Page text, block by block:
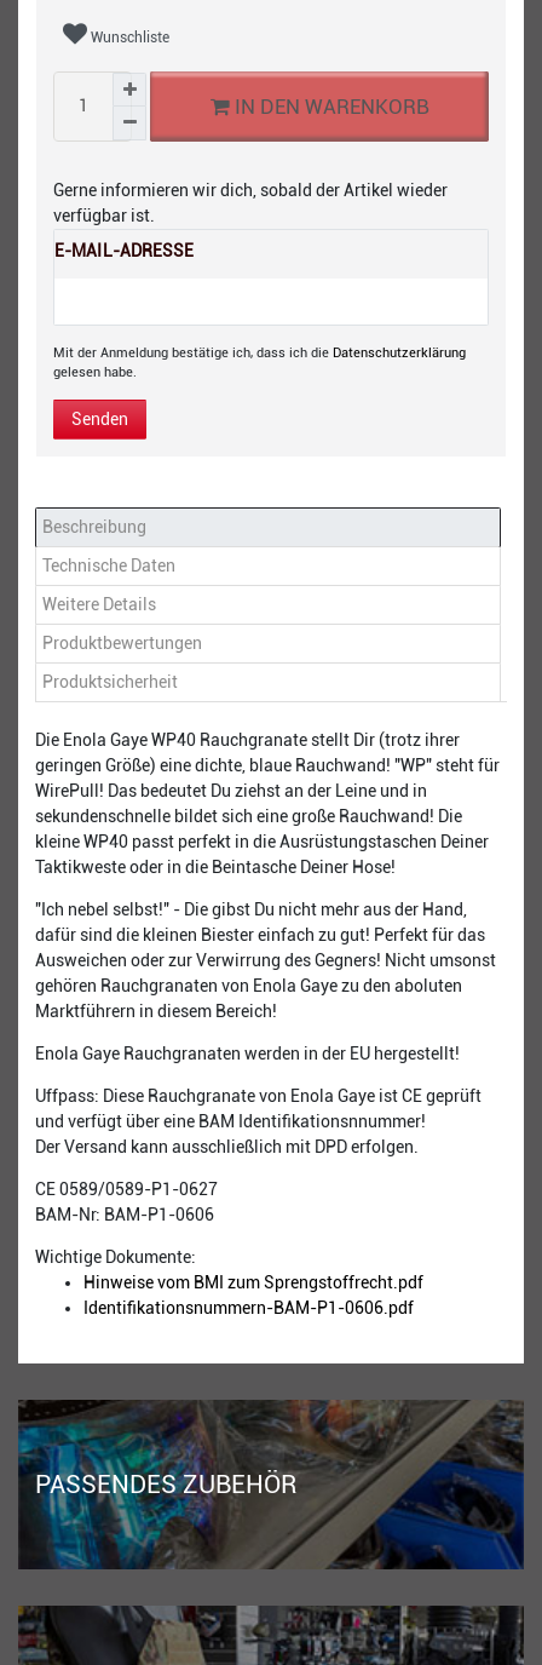
Wunschliste
IN DEN WARENKORB
Gerne informieren wir dich, sobald der Artikel wieder
verfügbar ist.
E-MAIL-ADRESSE
Mit der Anmeldung bestätige ich, dass ich die Daten­schutz­erklärung
gelesen habe.
Senden
Beschreibung
Technische Daten
Weitere Details
Produktbewertungen
Produktsicherheit
Die Enola Gaye WP40 Rauchgranate stellt Dir (trotz ihrer
geringen Größe) eine dichte, blaue Rauchwand! "WP" steht für
WirePull! Das bedeutet Du ziehst an der Leine und in
sekundenschnelle bildet sich eine große Rauchwand! Die
kleine WP40 passt perfekt in die Ausrüstungstaschen Deiner
Taktikweste oder in die Beintasche Deiner Hose!
"Ich nebel selbst!" - Die gibst Du nicht mehr aus der Hand,
dafür sind die kleinen Biester einfach zu gut! Perfekt für das
Ausweichen oder zur Verwirrung des Gegners! Nicht umsonst
gehören Rauchgranaten von Enola Gaye zu den aboluten
Marktführern in diesem Bereich!
Enola Gaye Rauchgranaten werden in der EU hergestellt!
Uffpass: Diese Rauchgranate von Enola Gaye ist CE geprüft
und verfügt über eine BAM Identifikationsnnummer!
Der Versand kann ausschließlich mit DPD erfolgen.
CE 0589/0589-P1-0627
BAM-Nr: BAM-P1-0606
Wichtige Dokumente:
Hinweise vom BMI zum Sprengstoffrecht.pdf
Identifikationsnummern-BAM-P1-0606.pdf
PASSENDES ZUBEHÖR